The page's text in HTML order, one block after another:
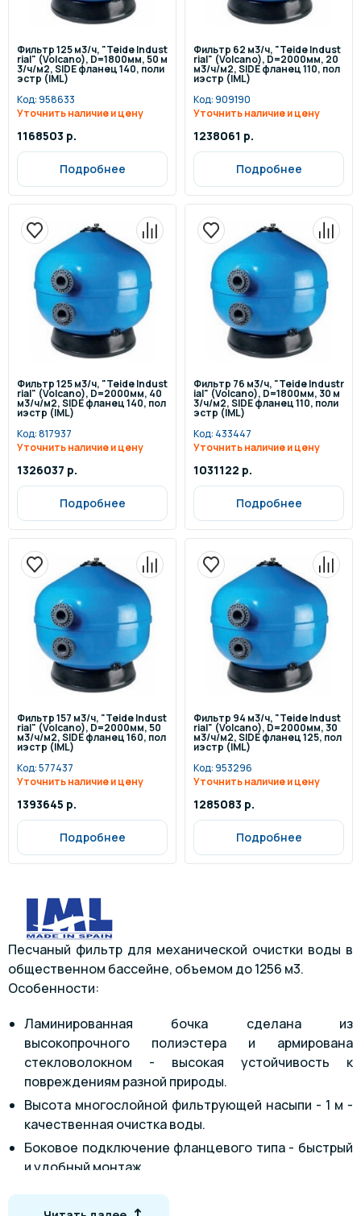
Фильтр 125 м3/ч, "Teide Indust
rial" (Volcano), D=1800мм, 50 м
3/ч/м2, SIDE фланец 140, поли
эстр (IML)
Код:958633
Уточнить наличие и цену
1168503 р.
Подробнее
Фильтр 62 м3/ч, "Teide Indust
rial" (Volcano), D=2000мм, 20
м3/ч/м2, SIDE фланец 110, пол
иэстр (IML)
Код:909190
Уточнить наличие и цену
1238061 р.
Подробнее
Фильтр 125 м3/ч, "Teide Indust
rial" (Volcano), D=2000мм, 40
м3/ч/м2, SIDE фланец 140, пол
иэстр (IML)
Код:817937
Уточнить наличие и цену
1326037 р.
Подробнее
Фильтр 76 м3/ч, "Teide Industr
ial" (Volcano), D=1800мм, 30 м
3/ч/м2, SIDE фланец 110, поли
эстр (IML)
Код: 433447
Уточнить наличие и цену
1031122 р.
Подробнее
Фильтр 157 м3/ч, "Teide Indust
rial" (Volcano), D=2000мм, 50
м3/ч/м2, SIDE фланец 160, пол
иэстр (IML)
Код:577437
Уточнить наличие и цену
1393645 р.
Подробнее
Фильтр 94 м3/ч, "Teide Indust
rial" (Volcano), D=2000мм, 30
м3/ч/м2, SIDE фланец 125, пол
иэстр (IML)
Код:953296
Уточнить наличие и цену
1285083 р.
Подробнее
Песчаный фильтр для механической очистки воды в
общественном бассейне, объемом до 1256 м3.
Особенности:
Ламинированная бочка сделана из
высокопрочного полиэстера и армирована
стекловолокном - высокая устойчивость к
повреждениям разной природы.
Высота многослойной фильтрующей насыпи - 1 м -
качественная очистка воды.
Боковое подключение фланцевого типа - быстрый
и удобный монтаж.
Большой загрузочный люк (400 мм) оснащен
манометром.